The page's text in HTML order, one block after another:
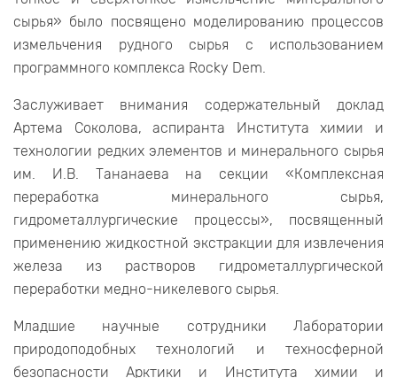
сырья» было посвящено моделированию процессов
измельчения рудного сырья с использованием
программного комплекса Rocky Dem.
Заслуживает внимания содержательный доклад
Артема Соколова, аспиранта Института химии и
технологии редких элементов и минерального сырья
им. И.В. Тананаева на секции «Комплексная
переработка минерального сырья,
гидрометаллургические процессы», посвященный
применению жидкостной экстракции для извлечения
железа из растворов гидрометаллургической
переработки медно-никелевого сырья.
Младшие научные сотрудники Лаборатории
природоподобных технологий и техносферной
безопасности Арктики и Института химии и